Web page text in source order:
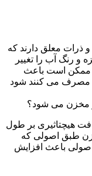
ذرات معلق دارند که
و رنگ آب را تغییر
ممکن است باعث
مصرف می کنند شود
مخزن می شود؟
هیچتاثیری بر طول
طبق اصولی که
باعث افزایش